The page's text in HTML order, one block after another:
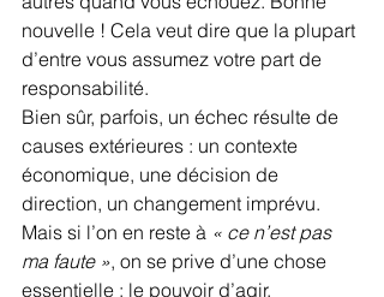
nouvelle ! Cela veut dire que la plupart
d’entre vous assumez votre part de
responsabilité.
Bien sûr, parfois, un échec résulte de
causes extérieures : un contexte
économique, une décision de
direction, un changement imprévu.
Mais si l’on en reste à « ce n’est pas
ma faute », on se prive d’une chose
essentielle : le pouvoir d’agir.